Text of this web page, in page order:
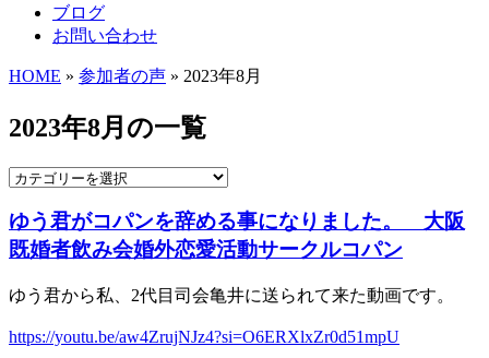
ブログ
お問い合わせ
HOME » 参加者の声 » 2023年8月
2023年8月の一覧
ゆう君がコパンを辞める事になりました。 大阪
既婚者飲み会婚外恋愛活動サークルコパン
ゆう君から私、2代目司会亀井に送られて来た動画です。
https://youtu.be/aw4ZrujNJz4?si=O6ERXlxZr0d51mpU